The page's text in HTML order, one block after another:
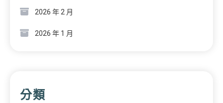
2026 年 2 月
2026 年 1 月
分類